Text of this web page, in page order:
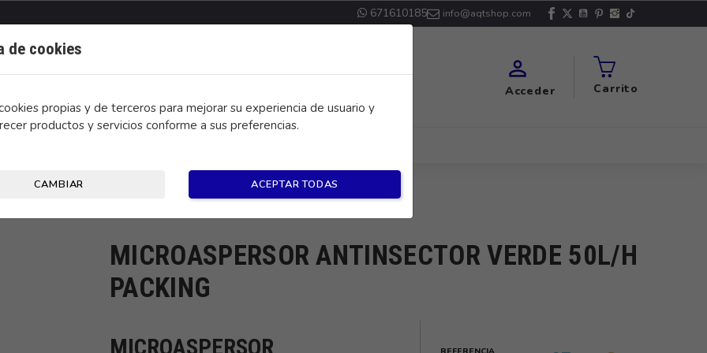
de cookies
propias y de terceros para mejorar su experiencia de usuario y
productos y servicios conforme a sus preferencias.
CAMBIAR ACEPTAR TODAS
671610185 info@aqtshop.com

Acceder Carrito
VERDE 50L/H PACKING
MICROASPERSOR ANTINSECTOR VERDE 50L/H
PACKING
MICROASPERSOR